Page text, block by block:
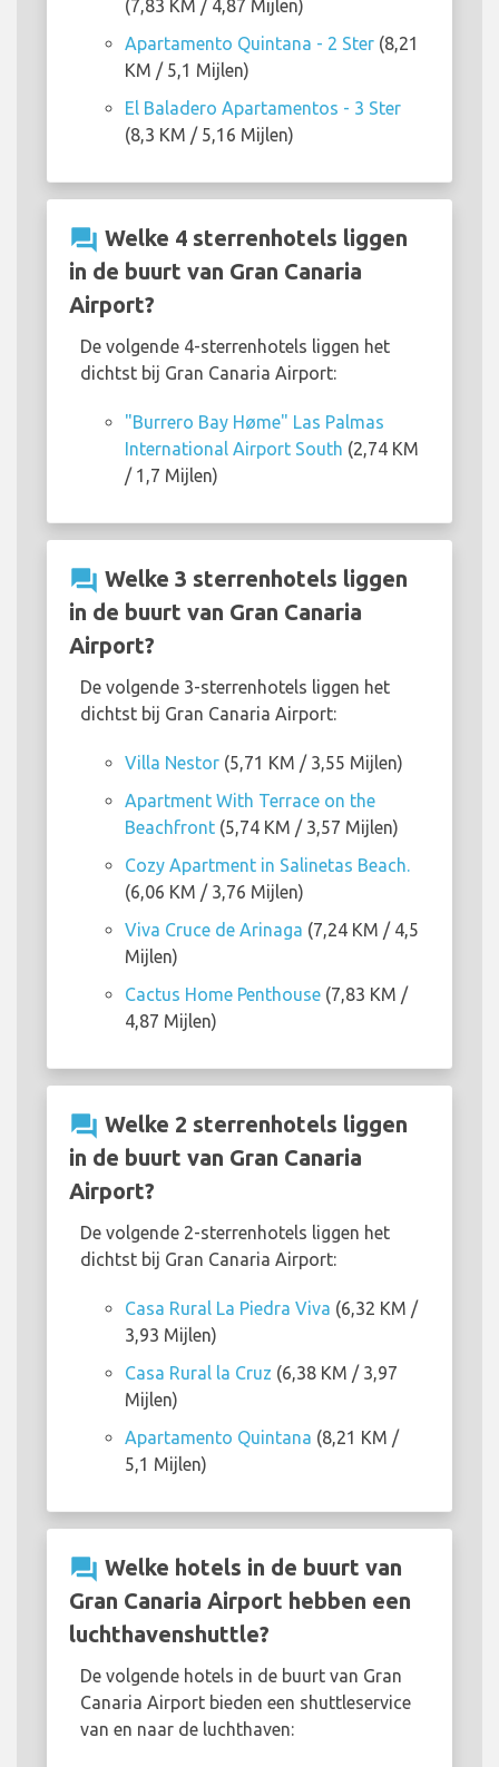
(7,83 KM / 4,87 Mijlen)
Apartamento Quintana - 2 Ster (8,21
KM / 5,1 Mijlen)
El Baladero Apartamentos - 3 Ster
(8,3 KM / 5,16 Mijlen)
question_answer Welke 4 sterrenhotels liggen
in de buurt van Gran Canaria
Airport?
De volgende 4-sterrenhotels liggen het
dichtst bij Gran Canaria Airport:
"Burrero Bay Høme" Las Palmas
International Airport South (2,74 KM
/ 1,7 Mijlen)
question_answer Welke 3 sterrenhotels liggen
in de buurt van Gran Canaria
Airport?
De volgende 3-sterrenhotels liggen het
dichtst bij Gran Canaria Airport:
Villa Nestor (5,71 KM / 3,55 Mijlen)
Apartment With Terrace on the
Beachfront (5,74 KM / 3,57 Mijlen)
Cozy Apartment in Salinetas Beach.
(6,06 KM / 3,76 Mijlen)
Viva Cruce de Arinaga (7,24 KM / 4,5
Mijlen)
Cactus Home Penthouse (7,83 KM /
4,87 Mijlen)
question_answer Welke 2 sterrenhotels liggen
in de buurt van Gran Canaria
Airport?
De volgende 2-sterrenhotels liggen het
dichtst bij Gran Canaria Airport:
Casa Rural La Piedra Viva (6,32 KM /
3,93 Mijlen)
Casa Rural la Cruz (6,38 KM / 3,97
Mijlen)
Apartamento Quintana (8,21 KM /
5,1 Mijlen)
question_answer Welke hotels in de buurt van
Gran Canaria Airport hebben een
luchthavenshuttle?
De volgende hotels in de buurt van Gran
Canaria Airport bieden een shuttleservice
van en naar de luchthaven: